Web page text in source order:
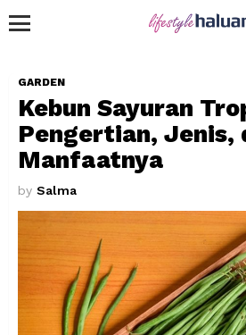
GARDEN
Kebun Sayuran
Pengertian, Jenis,
Manfaatnya
by Salma